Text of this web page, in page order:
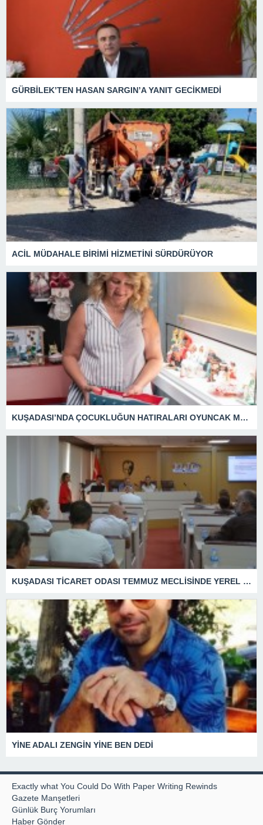
GÜRBİLEK’TEN HASAN SARGIN’A YANIT GECİKMEDİ
ACİL MÜDAHALE BİRİMİ HİZMETİNİ SÜRDÜRÜYOR
KUŞADASI’NDA ÇOCUKLUĞUN HATIRALARI OYUNCAK MÜZESİNDE HAYAT BULACAK
KUŞADASI TİCARET ODASI TEMMUZ MECLİSİNDE YEREL İŞLETMELERE ANLAMLI DESTEK
YİNE ADALI ZENGİN YİNE BEN DEDİ
Exactly what You Could Do With Paper Writing Rewinds
Gazete Manşetleri
Günlük Burç Yorumları
Haber Gönder